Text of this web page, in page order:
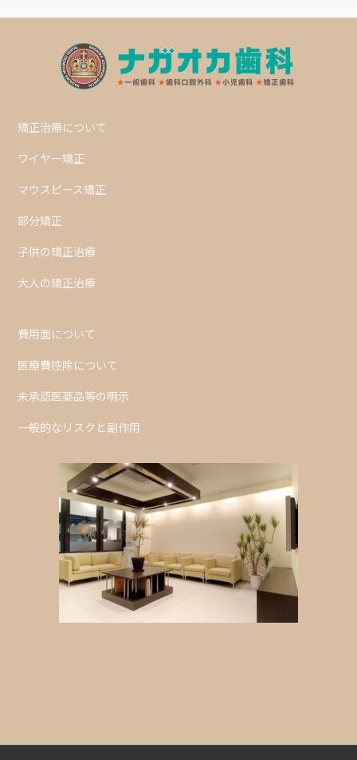
矯正治療について
ワイヤー矯正
マウスピース矯正
部分矯正
子供の矯正治療
大人の矯正治療
費用面について
医療費控除について
未承認医薬品等の明示
一般的なリスクと副作用